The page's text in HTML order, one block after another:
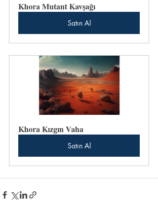
Khora Mutant Kavşağı
Satın Al
Khora Kızgın Vaha
Satın Al